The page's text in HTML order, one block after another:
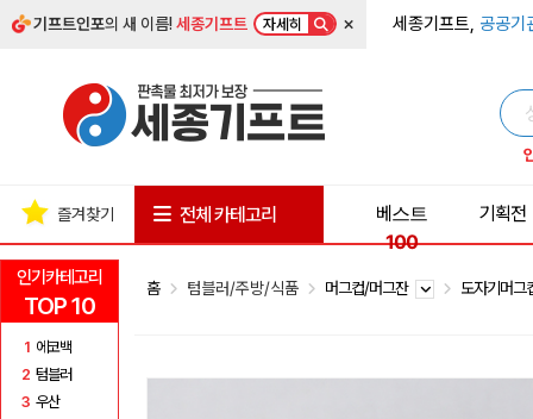
기프트인포의 새 이름!세종기프트 자세히 × 세종기프트, 공공기
인기카테고리
TOP 10
1 에코백
2 텀블러
3 우산
즐겨찾기 전체 카테고리
베스트
100
기획전
홈 텀블러/주방/식품 머그컵/머그잔 도자기머